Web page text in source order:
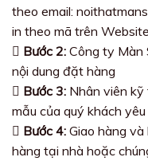
theo email:
in theo mã trên Website.
Bước 2: Công ty Màn
nội dung đặt hàng
Bước 3: Nhân viên
mẫu của quý khách yêu
Bước 4: Giao hàng
hàng tại nhà hoặc